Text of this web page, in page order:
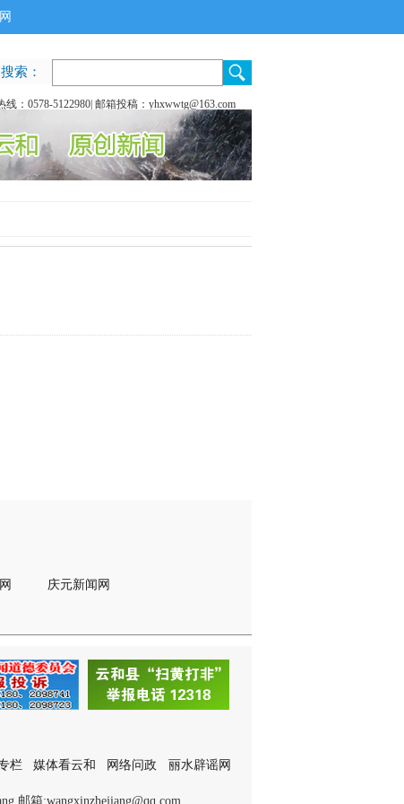
索：
线：0578-5122980| 邮箱投稿：yhxwwtg@163.com
庆元新闻网
栏 媒体看云和 网络问政 丽水辟谣网
邮箱:wangxinzhejiang@qq.com